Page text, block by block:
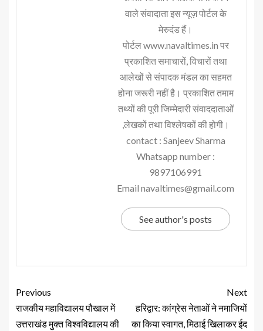
वाले संवादाता इस न्यूज़ पोर्टल के
मेरुदंड हैं।
पोर्टल www.navaltimes.in पर
प्रकाशित समाचारों, विचारों तथा
आलेखों से संपादक मंडल का सहमत
होना जरूरी नहीं है। प्रकाशित तमाम
तथ्यों की पूरी जिम्मेदारी संवाददाताओं
,लेखकों तथा विश्लेषकों की होगी।
contact : Sanjeev Sharma
Whatsapp number :
9897106991
Email navaltimes@gmail.com
See author's posts
Previous
राजकीय महाविद्यालय पौखाल में
उत्तराखंड मुक्त विश्वविद्यालय की
Next
हरिद्वार: कांग्रेस नेताओं ने नमाजियों
का किया स्वागत, मिठाई खिलाकर ईद